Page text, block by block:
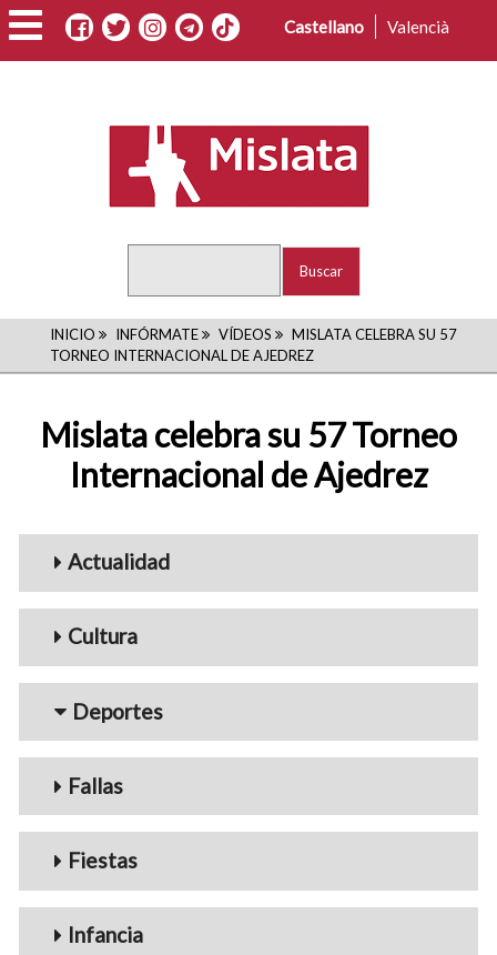
Pasar
al
contenido
Castellano Valencià
RUTA
DE
NAVEGACIÓN
INICIO INFÓRMATE VÍDEOS
MISLATA CELEBRA SU 57
TORNEO INTERNACIONAL DE AJEDREZ
Mislata celebra su 57 Torneo
Internacional de Ajedrez
Menu_Videos
Actualidad
Cultura
Deportes
Fallas
Fiestas
Infancia